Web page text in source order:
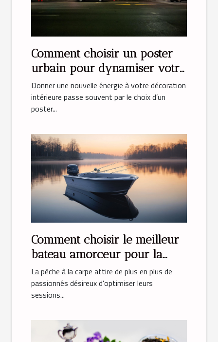
Comment choisir un poster
urbain pour dynamiser votre
déco ?
Donner une nouvelle énergie à votre décoration
intérieure passe souvent par le choix d’un
poster...
Comment choisir le meilleur
bateau amorceur pour la
pêche à la carpe
La pêche à la carpe attire de plus en plus de
passionnés désireux d'optimiser leurs
sessions...